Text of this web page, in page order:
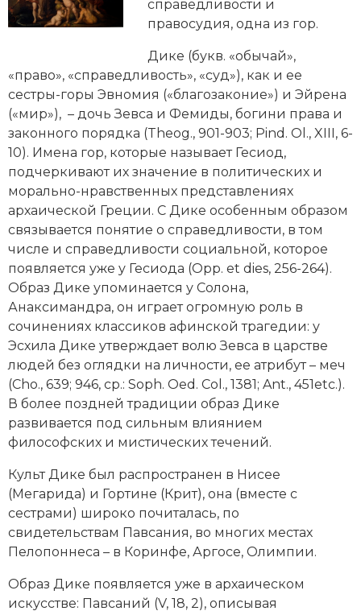
Генеалогия, геральдика
Европа
Империи
Историческая география и топонимика
История материальной и духовной культуры
История международных отношений
История, философия, теория и методология
исторического знания
Итория международных отношений
Латинская Америка
Новая история
Новейшая история
Нумизматика
Образование
Общественные объединения и организации
Политическая история
Революции и народные движения
справедливости и
правосудия, одна из гор.
Дике (букв. «обычай»,
«право», «справедливость», «суд»), как и ее
сестры-горы Эвномия («благозаконие») и Эйрена
(«мир»), – дочь Зевса и Фемиды, богини права и
законного порядка (Theog., 901-903; Pind. Ol., XIII, 6-
10). Имена гор, которые называет Гесиод,
подчеркивают их значение в политических и
морально-нравственных представлениях
архаической Греции. С Дике особенным образом
связывается понятие о справедливости, в том
числе и справедливости социальной, которое
появляется уже у Гесиода (Opp. et dies, 256-264).
Образ Дике упоминается у Солона,
Анаксимандра, он играет огромную роль в
сочинениях классиков афинской трагедии: у
Эсхила Дике утверждает волю Зевса в царстве
людей без оглядки на личности, ее атрибут – меч
(Cho., 639; 946, ср.: Soph. Oed. Col., 1381; Ant., 451etc.).
В более поздней традиции образ Дике
развивается под сильным влиянием
философских и мистических течений.
Культ Дике был распространен в Нисее
(Мегарида) и Гортине (Крит), она (вместе с
сестрами) широко почиталась, по
свидетельствам Павсания, во многих местах
Пелопоннеса – в Коринфе, Аргосе, Олимпии.
Образ Дике появляется уже в архаическом
искусстве: Павсаний (V, 18, 2), описывая